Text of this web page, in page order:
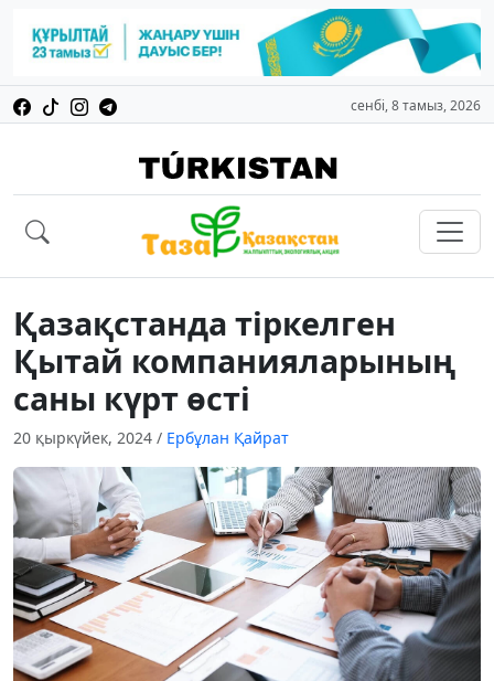
сенбі, 8 тамыз, 2026
Қазақстанда тіркелген
Қытай компанияларының
саны күрт өсті
20 қыркүйек, 2024 / Ербұлан Қайрат